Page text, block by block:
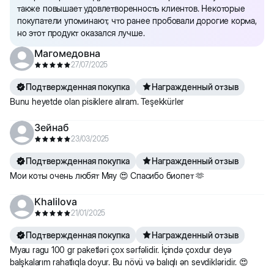
также повышает удовлетворенность клиентов. Некоторые
покупатели упоминают, что ранее пробовали дорогие корма,
но этот продукт оказался лучше.
Магомедовна
27/07/2025
Подтвержденная покупка
Награжденный отзыв
Bunu heyetde olan pisiklere alıram. Teşekkürler
Зейнаб
23/03/2025
Подтвержденная покупка
Награжденный отзыв
Мои коты очень любят Мяу 😍 Спасибо биопет 🫶
Khalilova
21/01/2025
Подтвержденная покупка
Награжденный отзыв
Myau ragu 100 gr paketləri çox sərfəlidir. İçində çoxdur deyə
balşkalarım rahatlıqla doyur. Bu növü və balıqlı ən sevdikləridir. 😍